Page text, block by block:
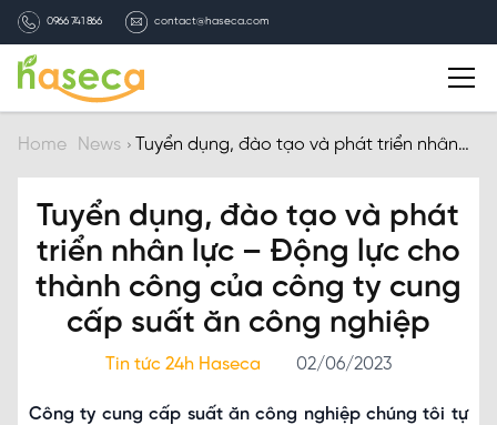
0966 741 866 contact@haseca.com
Introduction
Why Haseca
Services
HASECA news
Home News
Tuyển dụng, đào tạo và phát triển nhân
Tuyển dụng, đào tạo và phát
triển nhân lực – Động lực cho
thành công của công ty cung
cấp suất ăn công nghiệp
Tin tức 24h Haseca 02/06/2023
Công ty cung cấp suất ăn công nghiệp chúng tôi tự